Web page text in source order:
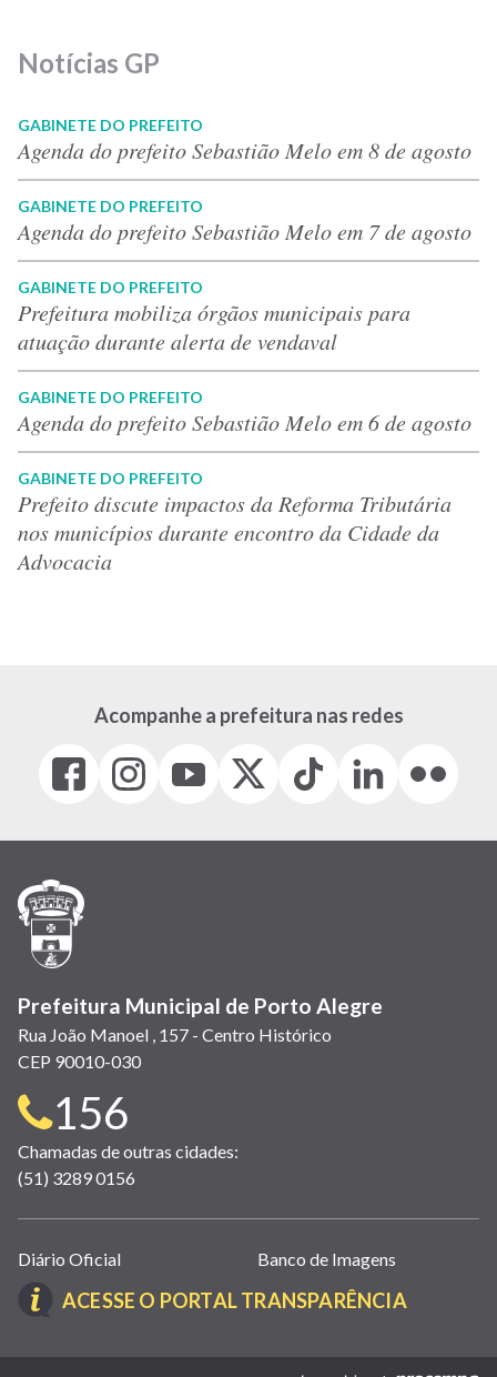
Notícias GP
GABINETE DO PREFEITO
Agenda do prefeito Sebastião Melo em 8 de agosto
GABINETE DO PREFEITO
Agenda do prefeito Sebastião Melo em 7 de agosto
GABINETE DO PREFEITO
Prefeitura mobiliza órgãos municipais para
atuação durante alerta de vendaval
GABINETE DO PREFEITO
Agenda do prefeito Sebastião Melo em 6 de agosto
GABINETE DO PREFEITO
Prefeito discute impactos da Reforma Tributária
nos municípios durante encontro da Cidade da
Advocacia
Acompanhe a prefeitura nas redes
Facebook
(link
em
janela)
Instagram
(link
em
(link
em
(Antigo
(link
Tiktok
(link
em
LinkedIn
(link
em
(link
em
Prefeitura Municipal de Porto Alegre
Rua João Manoel , 157 - Centro Histórico
CEP 90010-030
Telefone
para
contato:
156
Chamadas de outras cidades:
(51) 3289 0156
Links
úteis
(abrem
nova
Diário Oficial Banco de Imagens
ACESSE O PORTAL TRANSPARÊNCIA(LINK
EM